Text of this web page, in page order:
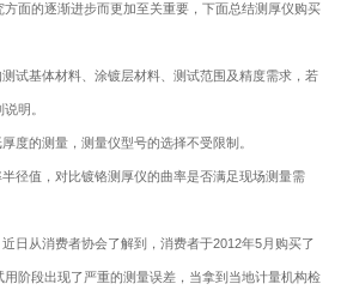
面的逐渐进步而更加至关重要，下面总结测厚仪购买
试基体材料、涂镀层材料、测试范围及精度需求，若
明。
度的测量，测量仪型号的选择不受限制。
径值，对比镀铬测厚仪的曲率是否满足现场测量需
日从消费者协会了解到，消费者于2012年5月购买了
阶段出现了严重的测量误差，当拿到当地计量机构检